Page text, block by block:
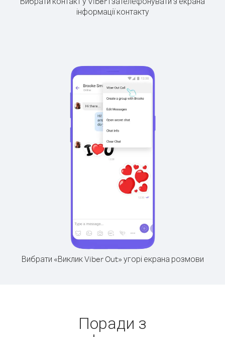
інформації контакту
Вибрати «Виклик Viber Out» угорі екрана розмови
Поради з